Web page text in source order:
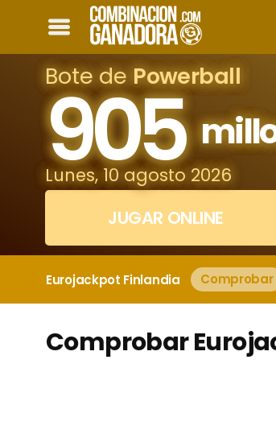
Bote de Powerball
905
Lunes, 10 agosto 2026
JUGAR ONLINE
Eurojackpot Finlandia Comprobar
Comprobar